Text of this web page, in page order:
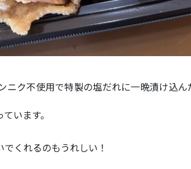
ニク不使用で特製の塩だれに一晩漬け込ん
います。
くれるのもうれしい！